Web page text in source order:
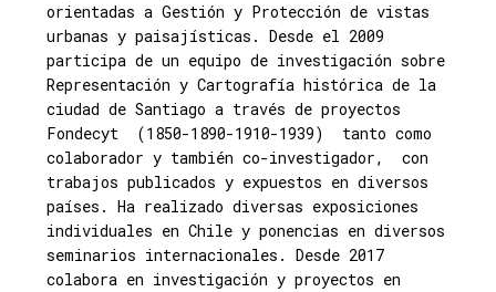
orientadas a Gestión y Protección de vistas
urbanas y paisajísticas. Desde el 2009
participa de un equipo de investigación sobre
Representación y Cartografía histórica de la
ciudad de Santiago a través de proyectos
Fondecyt (1850-1890-1910-1939) tanto como
colaborador y también co-investigador, con
trabajos publicados y expuestos en diversos
países. Ha realizado diversas exposiciones
individuales en Chile y ponencias en diversos
seminarios internacionales. Desde 2017
colabora en investigación y proyectos en